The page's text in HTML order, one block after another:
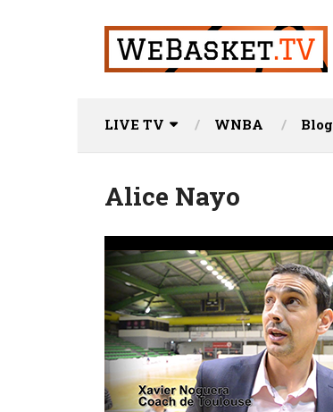
LIVE TV WNBA Blog
Alice Nayo